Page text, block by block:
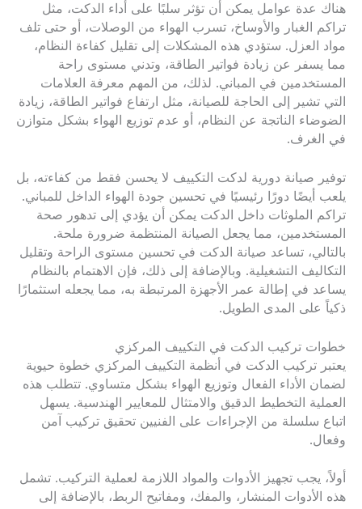
هناك عدة عوامل يمكن أن تؤثر سلبًا على أداء الدكت، مثل
تراكم الغبار والأوساخ، تسرب الهواء من الوصلات، أو حتى تلف
مواد العزل. ستؤدي هذه المشكلات إلى تقليل كفاءة النظام،
مما يسفر عن زيادة فواتير الطاقة، وتدني مستوى راحة
المستخدمين في المباني. لذلك، من المهم معرفة العلامات
التي تشير إلى الحاجة للصيانة، مثل ارتفاع فواتير الطاقة، زيادة
الضوضاء الناتجة عن النظام، أو عدم توزيع الهواء بشكل متوازن
في الغرف.
توفير صيانة دورية لدكت التكييف لا يحسن فقط من كفاءته، بل
يلعب أيضًا دورًا رئيسيًا في تحسين جودة الهواء الداخل للمباني.
تراكم الملوثات داخل الدكت يمكن أن يؤدي إلى تدهور صحة
المستخدمين، مما يجعل الصيانة المنتظمة ضرورة ملحة.
بالتالي، تساعد صيانة الدكت في تحسين مستوى الراحة وتقليل
التكاليف التشغيلية. وبالإضافة إلى ذلك، فإن الاهتمام بالنظام
يساعد في إطالة عمر الأجهزة المرتبطة به، مما يجعله استثمارًا
ذكياً على المدى الطويل.
خطوات تركيب الدكت في التكييف المركزي
يعتبر تركيب الدكت في أنظمة التكييف المركزي خطوة حيوية
لضمان الأداء الفعال وتوزيع الهواء بشكل متساوي. تتطلب هذه
العملية التخطيط الدقيق والامتثال للمعايير الهندسية. يسهل
اتباع سلسلة من الإجراءات على الفنيين تحقيق تركيب آمن
وفعال.
أولاً، يجب تجهيز الأدوات والمواد اللازمة لعملية التركيب. تشمل
هذه الأدوات المنشار، والمفك، ومفاتيح الربط، بالإضافة إلى